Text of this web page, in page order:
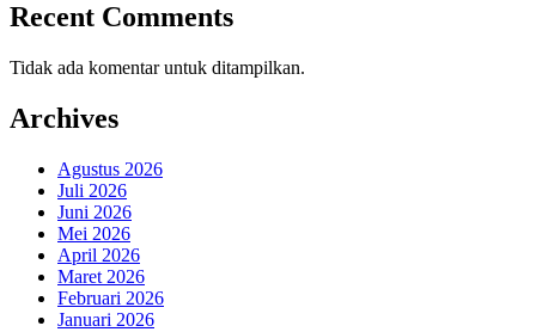
Recent Comments
Tidak ada komentar untuk ditampilkan.
Archives
Agustus 2026
Juli 2026
Juni 2026
Mei 2026
April 2026
Maret 2026
Februari 2026
Januari 2026